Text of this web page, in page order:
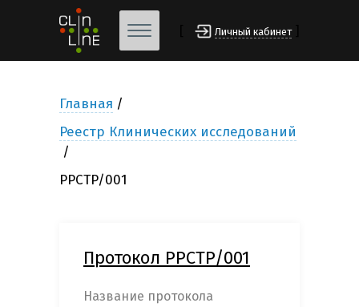
Личный кабинет
Главная
Реестр Клинических исследований
PPCTP/001
Протокол PPCTP/001
Название протокола